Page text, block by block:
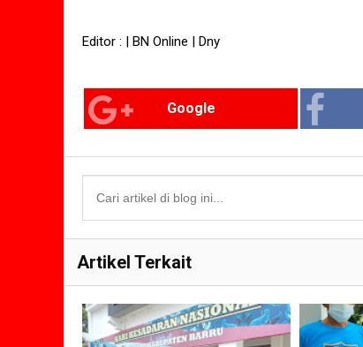
Editor : | BN Online | Dny
Google
Artikel Terkait